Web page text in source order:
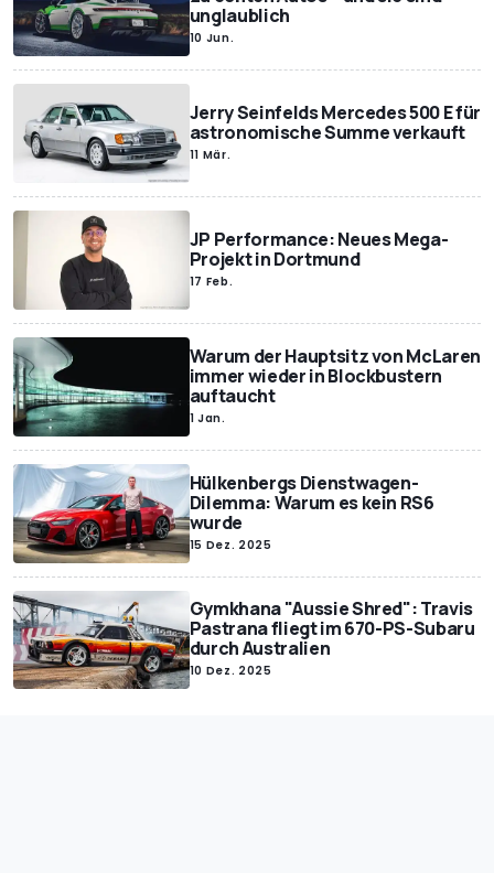
unglaublich
10 Jun.
Jerry Seinfelds Mercedes 500 E für
astronomische Summe verkauft
11 Mär.
JP Performance: Neues Mega-
Projekt in Dortmund
17 Feb.
Warum der Hauptsitz von McLaren
immer wieder in Blockbustern
auftaucht
1 Jan.
Hülkenbergs Dienstwagen-
Dilemma: Warum es kein RS6
wurde
15 Dez. 2025
Gymkhana "Aussie Shred": Travis
Pastrana fliegt im 670-PS-Subaru
durch Australien
10 Dez. 2025